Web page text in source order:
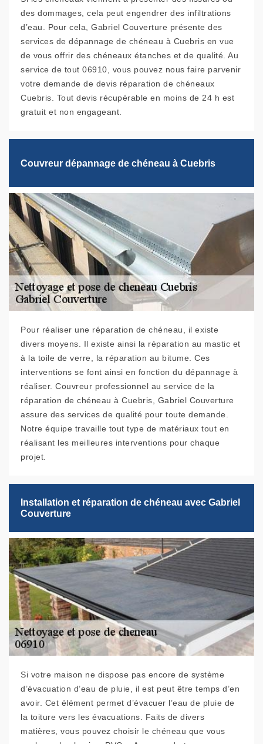
des dommages, cela peut engendrer des infiltrations
d’eau. Pour cela, Gabriel Couverture présente des
services de dépannage de chéneau à Cuebris en vue
de vous offrir des chéneaux étanches et de qualité. Au
service de tout 06910, vous pouvez nous faire parvenir
votre demande de devis réparation de chéneaux
Cuebris. Tout devis récupérable en moins de 24 h est
gratuit et non engageant.
Couvreur dépannage de chéneau à Cuebris
Pour réaliser une réparation de chéneau, il existe
divers moyens. Il existe ainsi la réparation au mastic et
à la toile de verre, la réparation au bitume. Ces
interventions se font ainsi en fonction du dépannage à
réaliser. Couvreur professionnel au service de la
réparation de chéneau à Cuebris, Gabriel Couverture
assure des services de qualité pour toute demande.
Notre équipe travaille tout type de matériaux tout en
réalisant les meilleures interventions pour chaque
projet.
Installation et réparation de chéneau avec Gabriel
Couverture
Si votre maison ne dispose pas encore de système
d’évacuation d’eau de pluie, il est peut être temps d’en
avoir. Cet élément permet d’évacuer l’eau de pluie de
la toiture vers les évacuations. Faits de divers
matières, vous pouvez choisir le chéneau que vous